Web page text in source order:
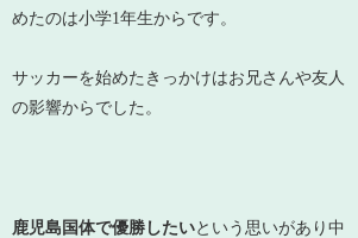
めたのは小学1年生からです。
サッカーを始めたきっかけはお兄さんや友人
の影響からでした。
鹿児島国体で優勝したいという思いがあり中